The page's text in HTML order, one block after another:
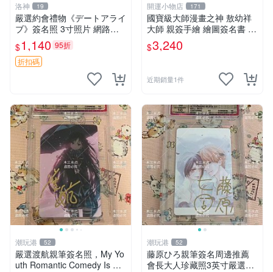
洛神 19
嚴選約會禮物《デートアライ
ブ》簽名照 3寸照片 網路原
圖 實物美 希望與你見面 デー
トアライブ 簽名照 收藏品
$1,140 95折
折扣碼
開運小物店 171
國寶級大師漫畫之神 敖幼祥
大師 親簽手繪 繪圖簽名書 機
會難得敖大師一輩子繪圖創作
多年有一句老師最金典名言
$3,240
近期銷量1件
潮玩港 52
嚴選渡航親筆簽名照，My Yo
uth Romantic Comedy Is Wr
潮玩港 52
藤原ひろ親筆簽名周邊推薦
會長大人珍藏照3英寸嚴選女